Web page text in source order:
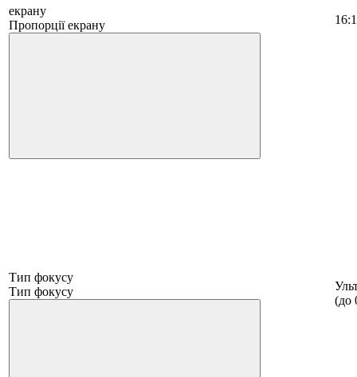
екрану
Пропорції екрану
Тип фокусу
Тип фокусу
(до